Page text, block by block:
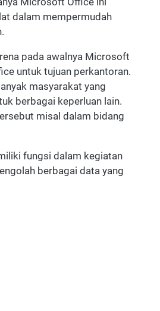
dalam mempermudah
pada awalnya Microsoft
untuk tujuan perkantoran.
masyarakat yang
berbagai keperluan lain.
misal dalam bidang
fungsi dalam kegiatan
berbagai data yang